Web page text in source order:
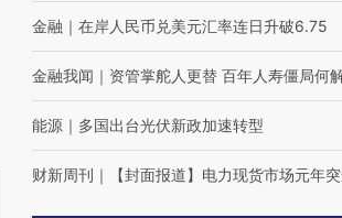
金融 ｜ 在岸人民币兑美元汇率连日升破6.75
金融我闻 ｜ 资管掌舵人更替 百年人寿僵局何
能源 ｜ 多国出台光伏新政加速转型
财新周刊 ｜ 【封面报道】电力现货市场元年